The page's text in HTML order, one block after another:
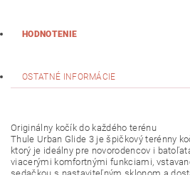
HODNOTENIE
OSTATNÉ INFORMÁCIE
Originálny kočík do každého terénu
Thule Urban Glide 3 je špičkový terénny
ktorý je ideálny pre novorodencov i
viacerými komfortnými funkciami,